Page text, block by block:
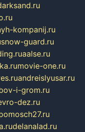
kompanij.ru
snow-guard.ru
aalse.ru
movie-one.ru
andreislyusar.ru
i-grom.ru
dez.ru
delanalad.ru